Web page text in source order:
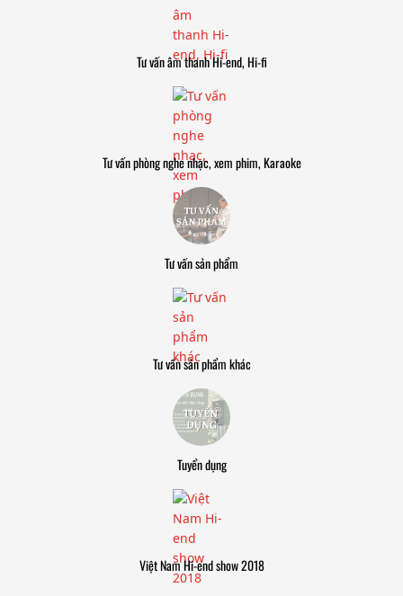
Tư vấn âm thanh Hi-end, Hi-fi
Tư vấn phòng nghe nhạc, xem phim, Karaoke
Tư vấn sản phẩm
Tư vấn sản phẩm khác
Tuyển dụng
Việt Nam Hi-end show 2018